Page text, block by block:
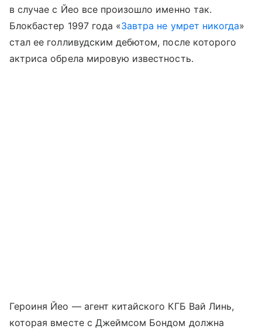
в случае с Йео все произошло именно так.
Блокбастер 1997 года «Завтра не умрет никогда»
стал ее голливудским дебютом, после которого
актриса обрела мировую известность.
Героиня Йео — агент китайского КГБ Вай Линь,
которая вместе с Джеймсом Бондом должна